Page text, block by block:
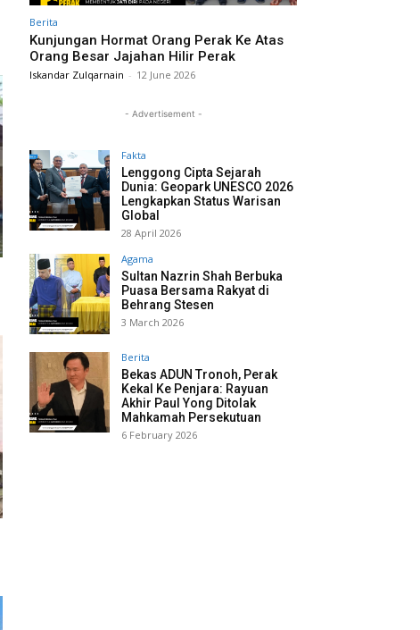
Berita
Kunjungan Hormat Orang Perak Ke Atas
Orang Besar Jajahan Hilir Perak
Iskandar Zulqarnain - 12 June 2026
- Advertisement -
Fakta
Lenggong Cipta Sejarah
Dunia: Geopark UNESCO 2026
Lengkapkan Status Warisan
Global
28 April 2026
Agama
Sultan Nazrin Shah Berbuka
Puasa Bersama Rakyat di
Behrang Stesen
3 March 2026
Berita
Bekas ADUN Tronoh, Perak
Kekal Ke Penjara: Rayuan
Akhir Paul Yong Ditolak
Mahkamah Persekutuan
6 February 2026